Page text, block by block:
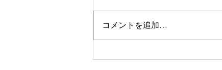
私が全国に100名あまりのフ
コメントを追加…